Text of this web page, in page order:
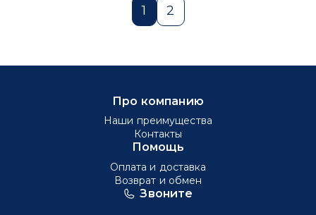
1
2
Звоните
Про компанию
Наши преимущества
Контакты
Помощь
Оплата и доставка
Возврат и обмен